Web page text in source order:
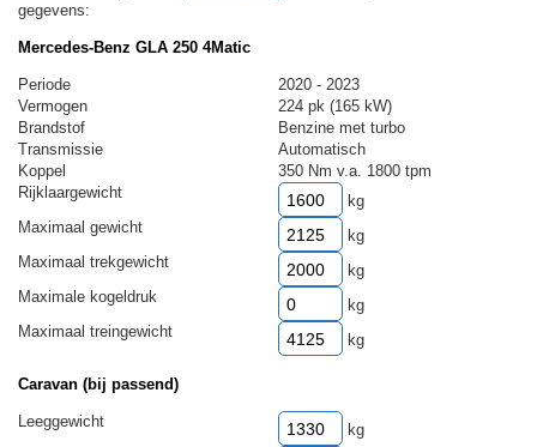
gegevens:
Mercedes-Benz GLA 250 4Matic
Periode
2020 - 2023
Vermogen
224 pk (165 kW)
Brandstof
Benzine met turbo
Transmissie
Automatisch
Koppel
350 Nm v.a. 1800 tpm
Rijklaargewicht
kg
Maximaal gewicht
kg
Maximaal trekgewicht
kg
Maximale kogeldruk
kg
Maximaal treingewicht
kg
Caravan (bij passend)
Leeggewicht kg